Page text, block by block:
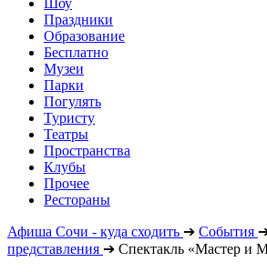
Праздники
Образование
Бесплатно
Музеи
Парки
Погулять
Туристу
Театры
Пространства
Клубы
Прочее
Рестораны
Афиша Сочи - куда сходить ➔ События
представления ➔ Спектакль «Мастер и